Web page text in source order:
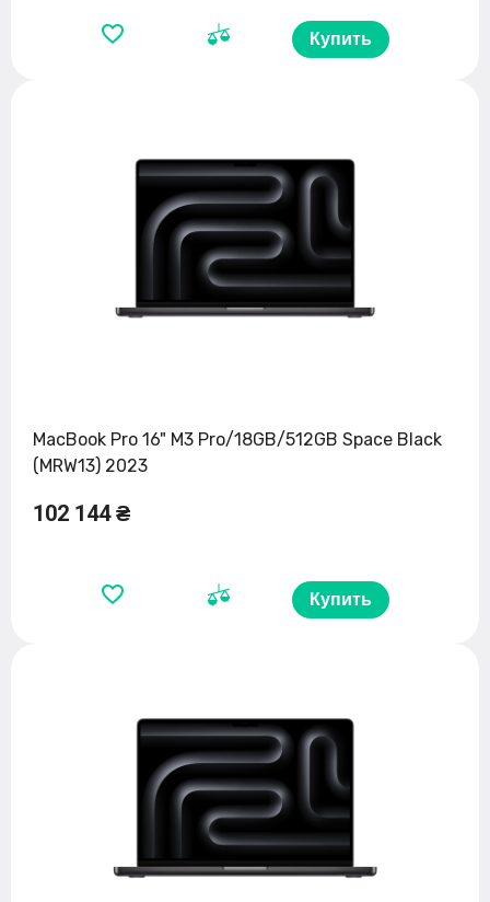
Купить
MacBook Pro 16" M3 Pro/18GB/512GB Space Black
(MRW13) 2023
102 144 ₴
Купить